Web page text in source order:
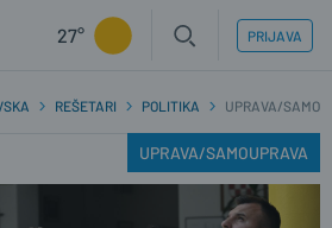
27° PRIJAVA
REŠETARI POLITIKA UPRAVA/
UPRAVA/SAMOUPRAVA